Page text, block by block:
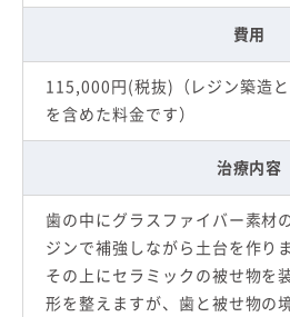
費用
115,000円(税抜)（レジン築造
を含めた料金です）
治療内容
歯の中にグラスファイバー素材
ジンで補強しながら土台を作り
その上にセラミックの被せ物を
形を整えますが、歯と被せ物の